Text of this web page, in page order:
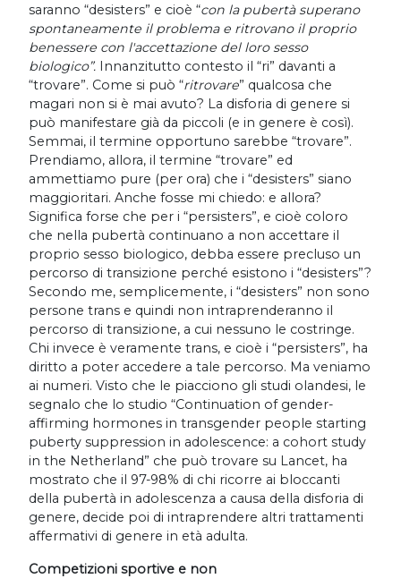
saranno “desisters” e cioè “con la pubertà superano
spontaneamente il problema e ritrovano il proprio
benessere con l'accettazione del loro sesso
biologico”. Innanzitutto contesto il “ri” davanti a
“trovare”. Come si può “ritrovare” qualcosa che
magari non si è mai avuto? La disforia di genere si
può manifestare già da piccoli (e in genere è così).
Semmai, il termine opportuno sarebbe “trovare”.
Prendiamo, allora, il termine “trovare” ed
ammettiamo pure (per ora) che i “desisters” siano
maggioritari. Anche fosse mi chiedo: e allora?
Significa forse che per i “persisters”, e cioè coloro
che nella pubertà continuano a non accettare il
proprio sesso biologico, debba essere precluso un
percorso di transizione perché esistono i “desisters”?
Secondo me, semplicemente, i “desisters” non sono
persone trans e quindi non intraprenderanno il
percorso di transizione, a cui nessuno le costringe.
Chi invece è veramente trans, e cioè i “persisters”, ha
diritto a poter accedere a tale percorso. Ma veniamo
ai numeri. Visto che le piacciono gli studi olandesi, le
segnalo che lo studio “Continuation of gender-
affirming hormones in transgender people starting
puberty suppression in adolescence: a cohort study
in the Netherland” che può trovare su Lancet, ha
mostrato che il 97-98% di chi ricorre ai bloccanti
della pubertà in adolescenza a causa della disforia di
genere, decide poi di intraprendere altri trattamenti
affermativi di genere in età adulta.
Competizioni sportive e non